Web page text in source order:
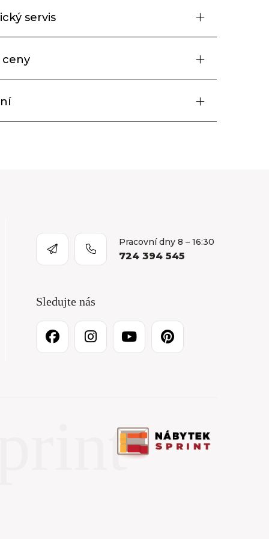
servis
ceny
Pracovní dny 8 – 16:30
724 394 545
Sledujte nás